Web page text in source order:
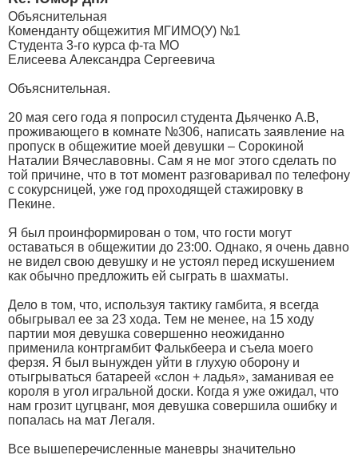
Объяснительная
Коменданту общежития МГИМО(У) №1
Студента 3-го курса ф-та МО
Елисеева Александра Сергеевича
Объяснительная.
20 мая сего года я попросил студента Дьяченко А.В,
проживающего в комнате №306, написать заявление на
пропуск в общежитие моей девушки – Сорокиной
Наталии Вячеславовны. Сам я не мог этого сделать по
той причине, что в тот момент разговаривал по телефону
с сокурсницей, уже год проходящей стажировку в
Пекине.
Я был проинформирован о том, что гости могут
оставаться в общежитии до 23:00. Однако, я очень давно
не видел свою девушку и не устоял перед искушением
как обычно предложить ей сыграть в шахматы.
Дело в том, что, используя тактику гамбита, я всегда
обыгрывал ее за 23 хода. Тем не менее, на 15 ходу
партии моя девушка совершенно неожиданно
применила контргамбит Фалькбеера и съела моего
ферзя. Я был вынужден уйти в глухую оборону и
отыгрываться батареей «слон + ладья», заманивая ее
короля в угол игральной доски. Когда я уже ожидал, что
нам грозит цугцванг, моя девушка совершила ошибку и
попалась на мат Легаля.
Все вышеперечисленные маневры значительно